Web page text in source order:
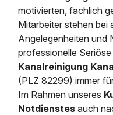
Tiefbau
Unternehmen
Stellenangebote
motivierten, fachlich
Mitarbeiter stehen bei
Angelegenheiten und
professionelle Seriöse
Kanalreinigung
(PLZ 82299) immer
Im Rahmen unseres
Notdienstes auch